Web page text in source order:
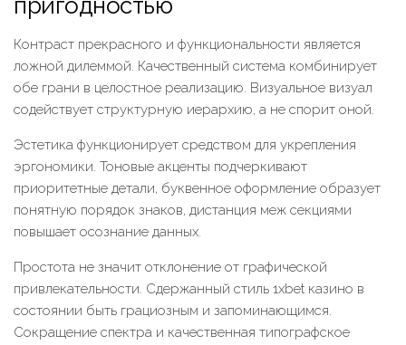
пригодностью
Контраст прекрасного и функциональности является
ложной дилеммой. Качественный система комбинирует
обе грани в целостное реализацию. Визуальное визуал
содействует структурную иерархию, а не спорит оной.
Эстетика функционирует средством для укрепления
эргономики. Тоновые акценты подчеркивают
приоритетные детали, буквенное оформление образует
понятную порядок знаков, дистанция меж секциями
повышает осознание данных.
Простота не значит отклонение от графической
привлекательности. Сдержанный стиль 1xbet казино в
состоянии быть грациозным и запоминающимся.
Сокращение спектра и качественная типографское